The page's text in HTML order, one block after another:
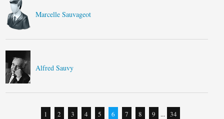
Marcelle Sauvageot
Alfred Sauvy
1 2 3 4 5 6 7 8 9 ... 34